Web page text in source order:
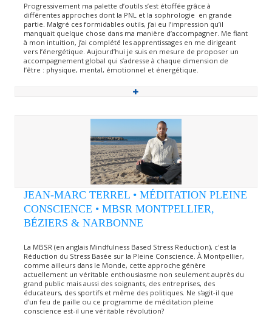
Progressivement ma palette d’outils s’est étoffée grâce à
différentes approches dont la PNL et la sophrologie en grande
partie. Malgré ces formidables outils, j’ai eu l’impression qu’il
manquait quelque chose dans ma manière d’accompagner. Me fiant
à mon intuition, j’ai complété les apprentissages en me dirigeant
vers l’énergétique. Aujourd’hui je suis en mesure de proposer un
accompagnement global qui s’adresse à chaque dimension de
l’être : physique, mental, émotionnel et énergétique.
JEAN-MARC TERREL • MÉDITATION PLEINE
CONSCIENCE • MBSR MONTPELLIER,
BÉZIERS & NARBONNE
La MBSR (en anglais Mindfulness Based Stress Reduction), c'est la
Réduction du Stress Basée sur la Pleine Conscience. À Montpellier,
comme ailleurs dans le Monde, cette approche génère
actuellement un véritable enthousiasme non seulement auprès du
grand public mais aussi des soignants, des entreprises, des
éducateurs, des sportifs et même des politiques. Ne s'agit-il que
d'un feu de paille ou ce programme de méditation pleine
conscience est-il une véritable révolution?